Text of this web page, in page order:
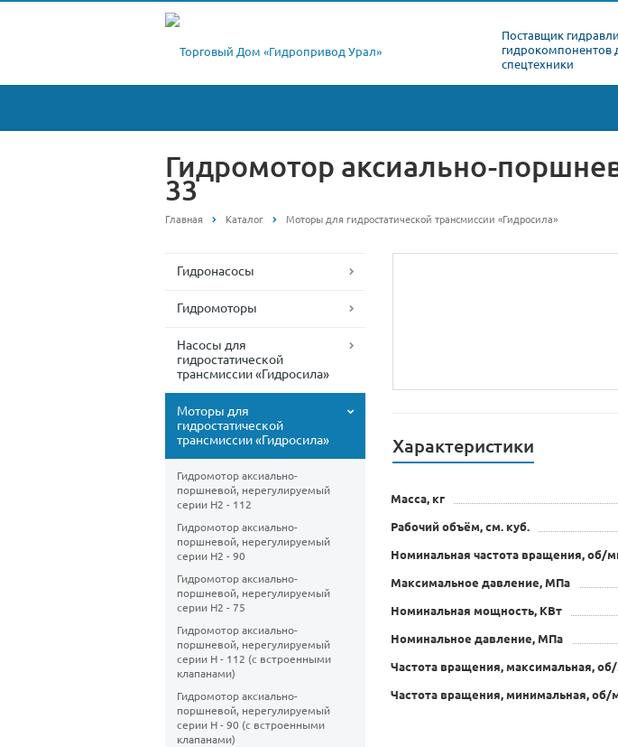
Поставщик
гидрокомпонентов
спецтехники
Гидромотор аксиально-
33
Главная Каталог Моторы для гидростатической трансмиссии «Гидросила»
Гидронасосы
Гидромоторы
Насосы для
гидростатической
трансмиссии «Гидросила»
Моторы для
гидростатической
трансмиссии «Гидросила»
Гидромотор аксиально-
поршневой, нерегулируемый
cерии H2 - 112
Гидромотор аксиально-
поршневой, нерегулируемый
cерии H2 - 90
Гидромотор аксиально-
поршневой, нерегулируемый
cерии H2 - 75
Гидромотор аксиально-
поршневой, нерегулируемый
cерии H - 112 (с встроенными
клапанами)
Гидромотор аксиально-
поршневой, нерегулируемый
cерии H - 90 (с встроенными
клапанами)
Характеристики
Масса, кг
Рабочий объём, см. куб.
Номинальная частота вращения, об/
Максимальное давление, МПа
Номинальная мощность, КВт
Номинальное давление, МПа
Частота вращения, максимальная,
Частота вращения, минимальная, об/